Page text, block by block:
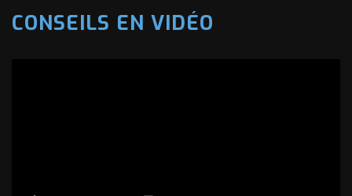
CONSEILS EN VIDÉO